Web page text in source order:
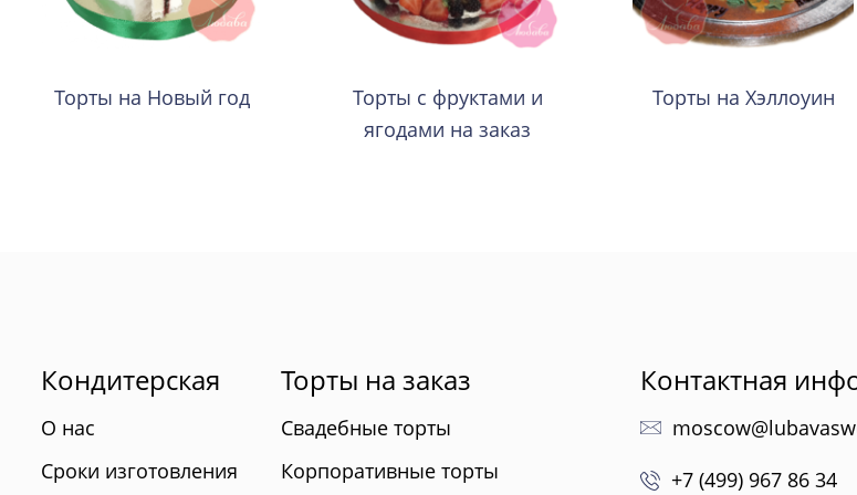
Торты на Новый год
Торты с фруктами и
ягодами на заказ
Торты на Хэллоуин
Кондитерская
О нас
Сроки изготовления
Торты на заказ
Свадебные торты
Корпоративные торты
Контактная
+7 (499) 967 86 34